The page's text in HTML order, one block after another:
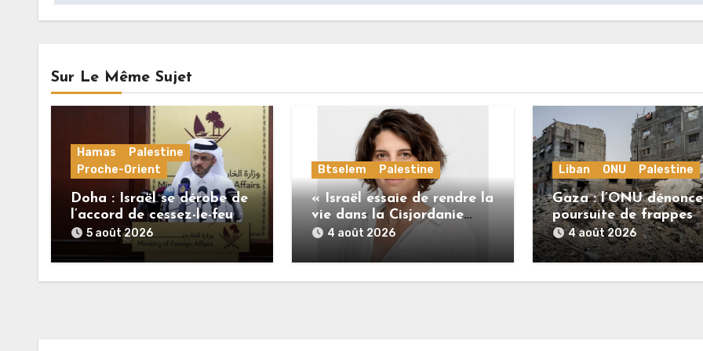
Sur Le Même Sujet
Hamas
Palestine
Proche-Orient
Doha : Israël se dérobe de
l’accord de cessez-le-feu
alors que le Hamas honore
ses engagements
5 août 2026
Btselem Palestine
« Israël essaie de rendre la
vie dans la Cisjordanie
insoutenable pour les
Palestiniens. »
4 août 2026
Liban ONU Palestine
Gaza : l’ONU
poursuite de frappes
meurtrières
4 août 2026